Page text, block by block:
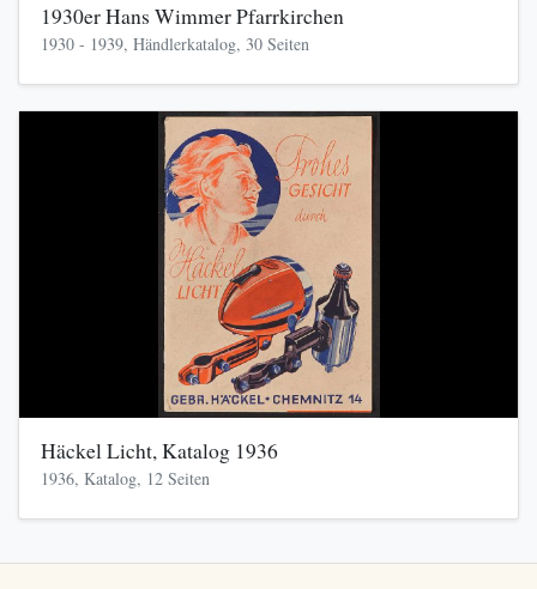
1930er Hans Wimmer Pfarrkirchen
1930 - 1939, Händlerkatalog, 30 Seiten
Häckel Licht, Katalog 1936
1936, Katalog, 12 Seiten